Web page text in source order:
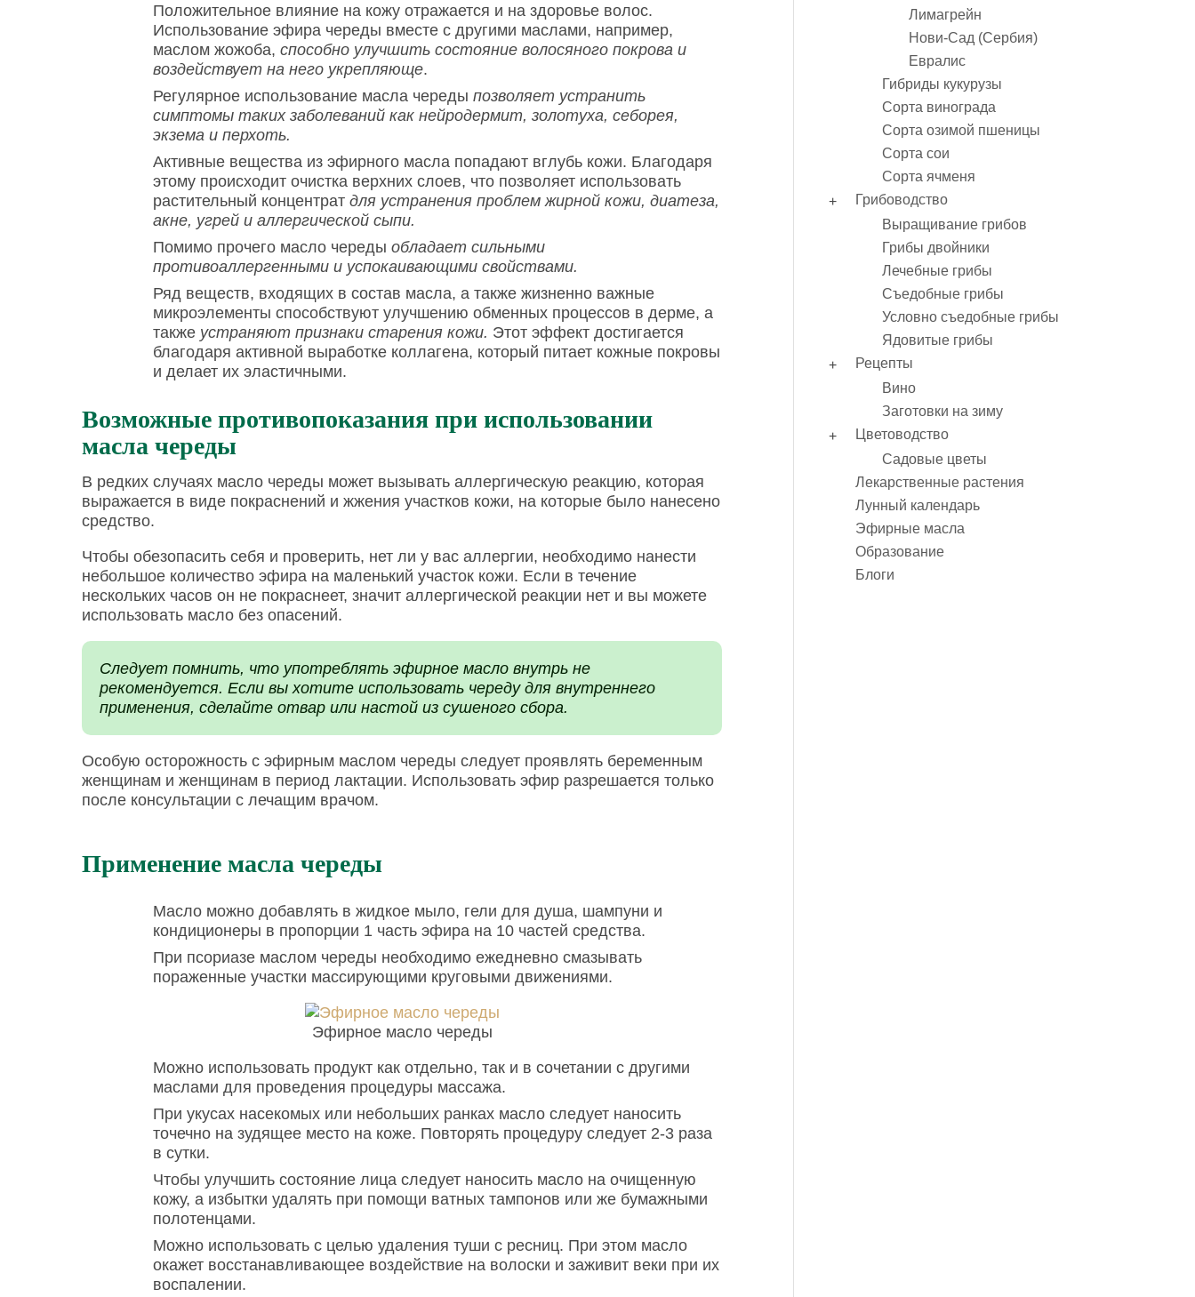
Положительное влияние на кожу отражается и на здоровье волос.
Использование эфира череды вместе с другими маслами, например,
маслом жожоба, способно улучшить состояние волосяного покрова и
воздействует на него укрепляюще.
Регулярное использование масла череды позволяет устранить
симптомы таких заболеваний как нейродермит, золотуха, себорея,
экзема и перхоть.
Активные вещества из эфирного масла попадают вглубь кожи. Благодаря
этому происходит очистка верхних слоев, что позволяет использовать
растительный концентрат для устранения проблем жирной кожи, диатеза,
акне, угрей и аллергической сыпи.
Помимо прочего масло череды обладает сильными
противоаллергенными и успокаивающими свойствами.
Ряд веществ, входящих в состав масла, а также жизненно важные
микроэлементы способствуют улучшению обменных процессов в дерме, а
также устраняют признаки старения кожи. Этот эффект достигается
благодаря активной выработке коллагена, который питает кожные покровы
и делает их эластичными.
Возможные противопоказания при использовании
масла череды
В редких случаях масло череды может вызывать аллергическую реакцию, которая
выражается в виде покраснений и жжения участков кожи, на которые было нанесено
средство.
Чтобы обезопасить себя и проверить, нет ли у вас аллергии, необходимо нанести
небольшое количество эфира на маленький участок кожи. Если в течение
нескольких часов он не покраснеет, значит аллергической реакции нет и вы можете
использовать масло без опасений.
Следует помнить, что употреблять эфирное масло внутрь не
рекомендуется. Если вы хотите использовать череду для внутреннего
применения, сделайте отвар или настой из сушеного сбора.
Особую осторожность с эфирным маслом череды следует проявлять беременным
женщинам и женщинам в период лактации. Использовать эфир разрешается только
после консультации с лечащим врачом.
Применение масла череды
Масло можно добавлять в жидкое мыло, гели для душа, шампуни и
кондиционеры в пропорции 1 часть эфира на 10 частей средства.
При псориазе маслом череды необходимо ежедневно смазывать
пораженные участки массирующими круговыми движениями.
Эфирное масло череды
Можно использовать продукт как отдельно, так и в сочетании с другими
маслами для проведения процедуры массажа.
При укусах насекомых или небольших ранках масло следует наносить
точечно на зудящее место на коже. Повторять процедуру следует 2-3 раза
в сутки.
Чтобы улучшить состояние лица следует наносить масло на очищенную
кожу, а избытки удалять при помощи ватных тампонов или же бумажными
полотенцами.
Можно использовать с целью удаления туши с ресниц. При этом масло
окажет восстанавливающее воздействие на волоски и заживит веки при их
воспалении.
Лимагрейн
Нови-Сад (Сербия)
Евралис
Гибриды кукурузы
Сорта винограда
Сорта озимой пшеницы
Сорта сои
Сорта ячменя
Грибоводство
Выращивание грибов
Грибы двойники
Лечебные грибы
Съедобные грибы
Условно съедобные грибы
Ядовитые грибы
Рецепты
Вино
Заготовки на зиму
Цветоводство
Садовые цветы
Лекарственные растения
Лунный календарь
Эфирные масла
Образование
Блоги